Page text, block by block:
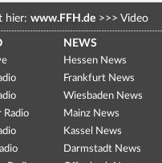
hier: www.FFH.de >>> Video
NEWS
Hessen News
Frankfurt News
Wiesbaden News
Mainz News
Kassel News
Darmstadt News